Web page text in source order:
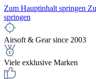
Zum Hauptinhalt springen
springen
Airsoft & Gear since 2003
Viele exklusive Marken